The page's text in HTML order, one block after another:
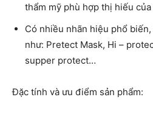
thẩm mỹ phù hợp thị hiếu
Có nhiều nhãn hiệu phổ
như: Pretect Mask, Hi –
supper protect…
Đặc tính và ưu điểm sản phẩm: